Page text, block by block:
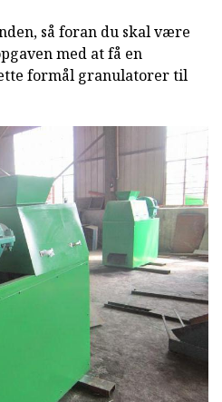
så foran du skal være
med at få en
formål granulatorer til